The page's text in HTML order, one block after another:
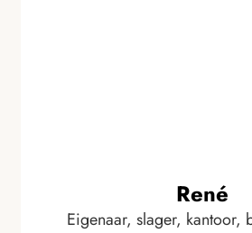
René
Eigenaar, slager, kantoor,